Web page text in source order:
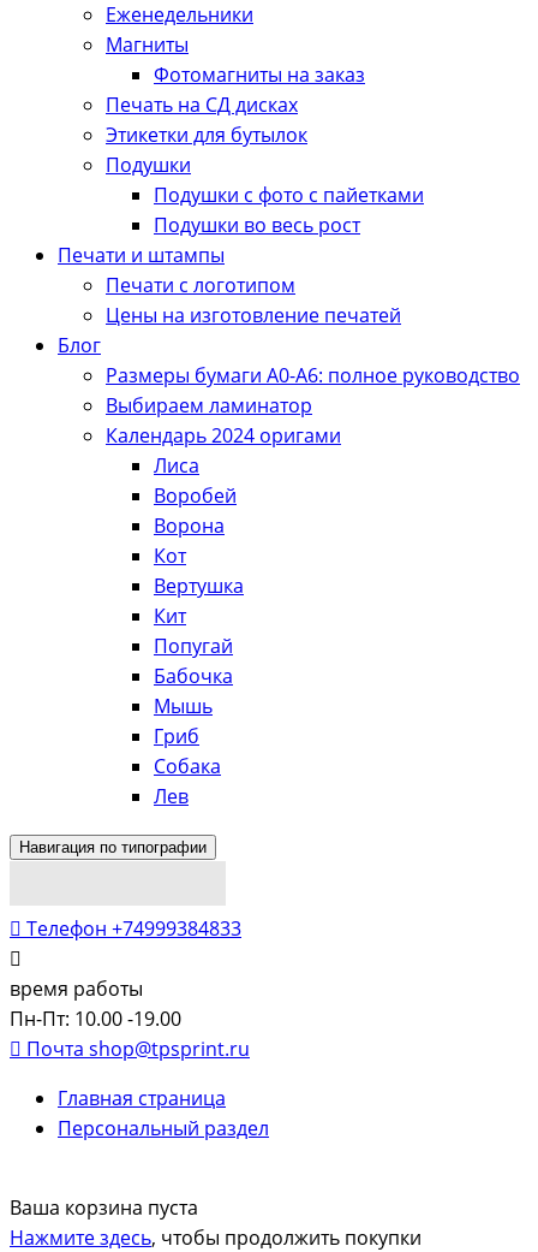
Еженедельники
Магниты
Фотомагниты на заказ
Печать на СД дисках
Этикетки для бутылок
Подушки
Подушки с фото с пайетками
Подушки во весь рост
Печати и штампы
Печати с логотипом
Цены на изготовление печатей
Блог
Размеры бумаги А0-А6: полное руководство
Выбираем ламинатор
Календарь 2024 оригами
Лиса
Воробей
Ворона
Кот
Вертушка
Кит
Попугай
Бабочка
Мышь
Гриб
Собака
Лев
Навигация по типографии
Телефон +74999384833
время работы
Пн-Пт: 10.00 -19.00
Почта shop@tpsprint.ru
Главная страница
Персональный раздел
Ваша корзина пуста
Нажмите здесь, чтобы продолжить покупки